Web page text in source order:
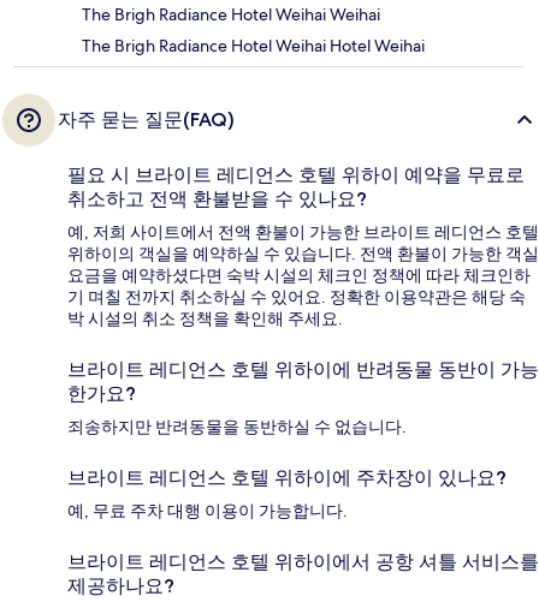
The Brigh Radiance Hotel Weihai Weihai
The Brigh Radiance Hotel Weihai Hotel Weihai
자주 묻는 질문(FAQ)
필요 시 브라이트 레디언스 호텔 위하이 예약을 무료로
취소하고 전액 환불받을 수 있나요?
예, 저희 사이트에서 전액 환불이 가능한 브라이트 레디언스 호텔
위하이의 객실을 예약하실 수 있습니다. 전액 환불이 가능한 객실
요금을 예약하셨다면 숙박 시설의 체크인 정책에 따라 체크인하
기 며칠 전까지 취소하실 수 있어요. 정확한 이용약관은 해당 숙
박 시설의 취소 정책을 확인해 주세요.
브라이트 레디언스 호텔 위하이에 반려동물 동반이 가능
한가요?
죄송하지만 반려동물을 동반하실 수 없습니다.
브라이트 레디언스 호텔 위하이에 주차장이 있나요?
예, 무료 주차 대행 이용이 가능합니다.
브라이트 레디언스 호텔 위하이에서 공항 셔틀 서비스를
제공하나요?